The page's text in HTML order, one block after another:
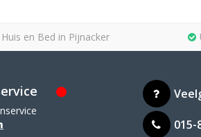
en Bed in Pijnacker
015-